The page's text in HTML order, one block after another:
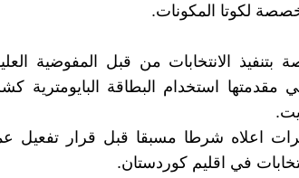
بتنفيذ الانتخابات من قبل المفوضية
مقدمتها استخدام البطاقة
اعلاه شرطا مسبقا قبل قرار
في اقليم كوردستان.